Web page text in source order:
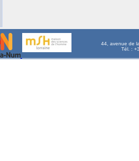
44, avenue de
Tél. :